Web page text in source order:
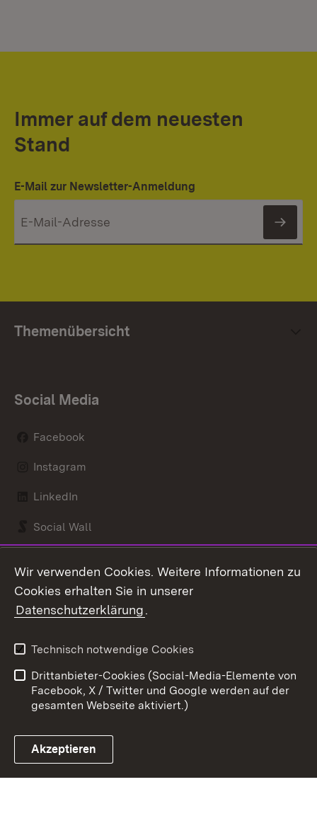
Immer auf dem neuesten
Stand
E-Mail zur Newsletter-Anmeldung
Themenübersicht
Social Media
Facebook
Instagram
LinkedIn
Social Wall
Link zum Landesportal
Kontakt
Barrierefreiheit
Impressum
Cookies
Wir verwenden Cookies. Weitere Informationen zu
Cookies erhalten Sie in unserer
Datenschutzerklärung.
Technisch notwendige Cookies
Drittanbieter-Cookies (Social-Media-Elemente von
Facebook, X / Twitter und Google werden auf der
gesamten Webseite aktiviert.)
Akzeptieren